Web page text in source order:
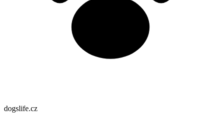
dogslife.cz